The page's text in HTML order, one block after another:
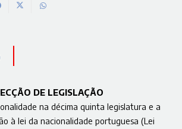
DE LEGISLAÇÃO
na décima quinta legislatura e a
à lei da nacionalidade portuguesa (Lei